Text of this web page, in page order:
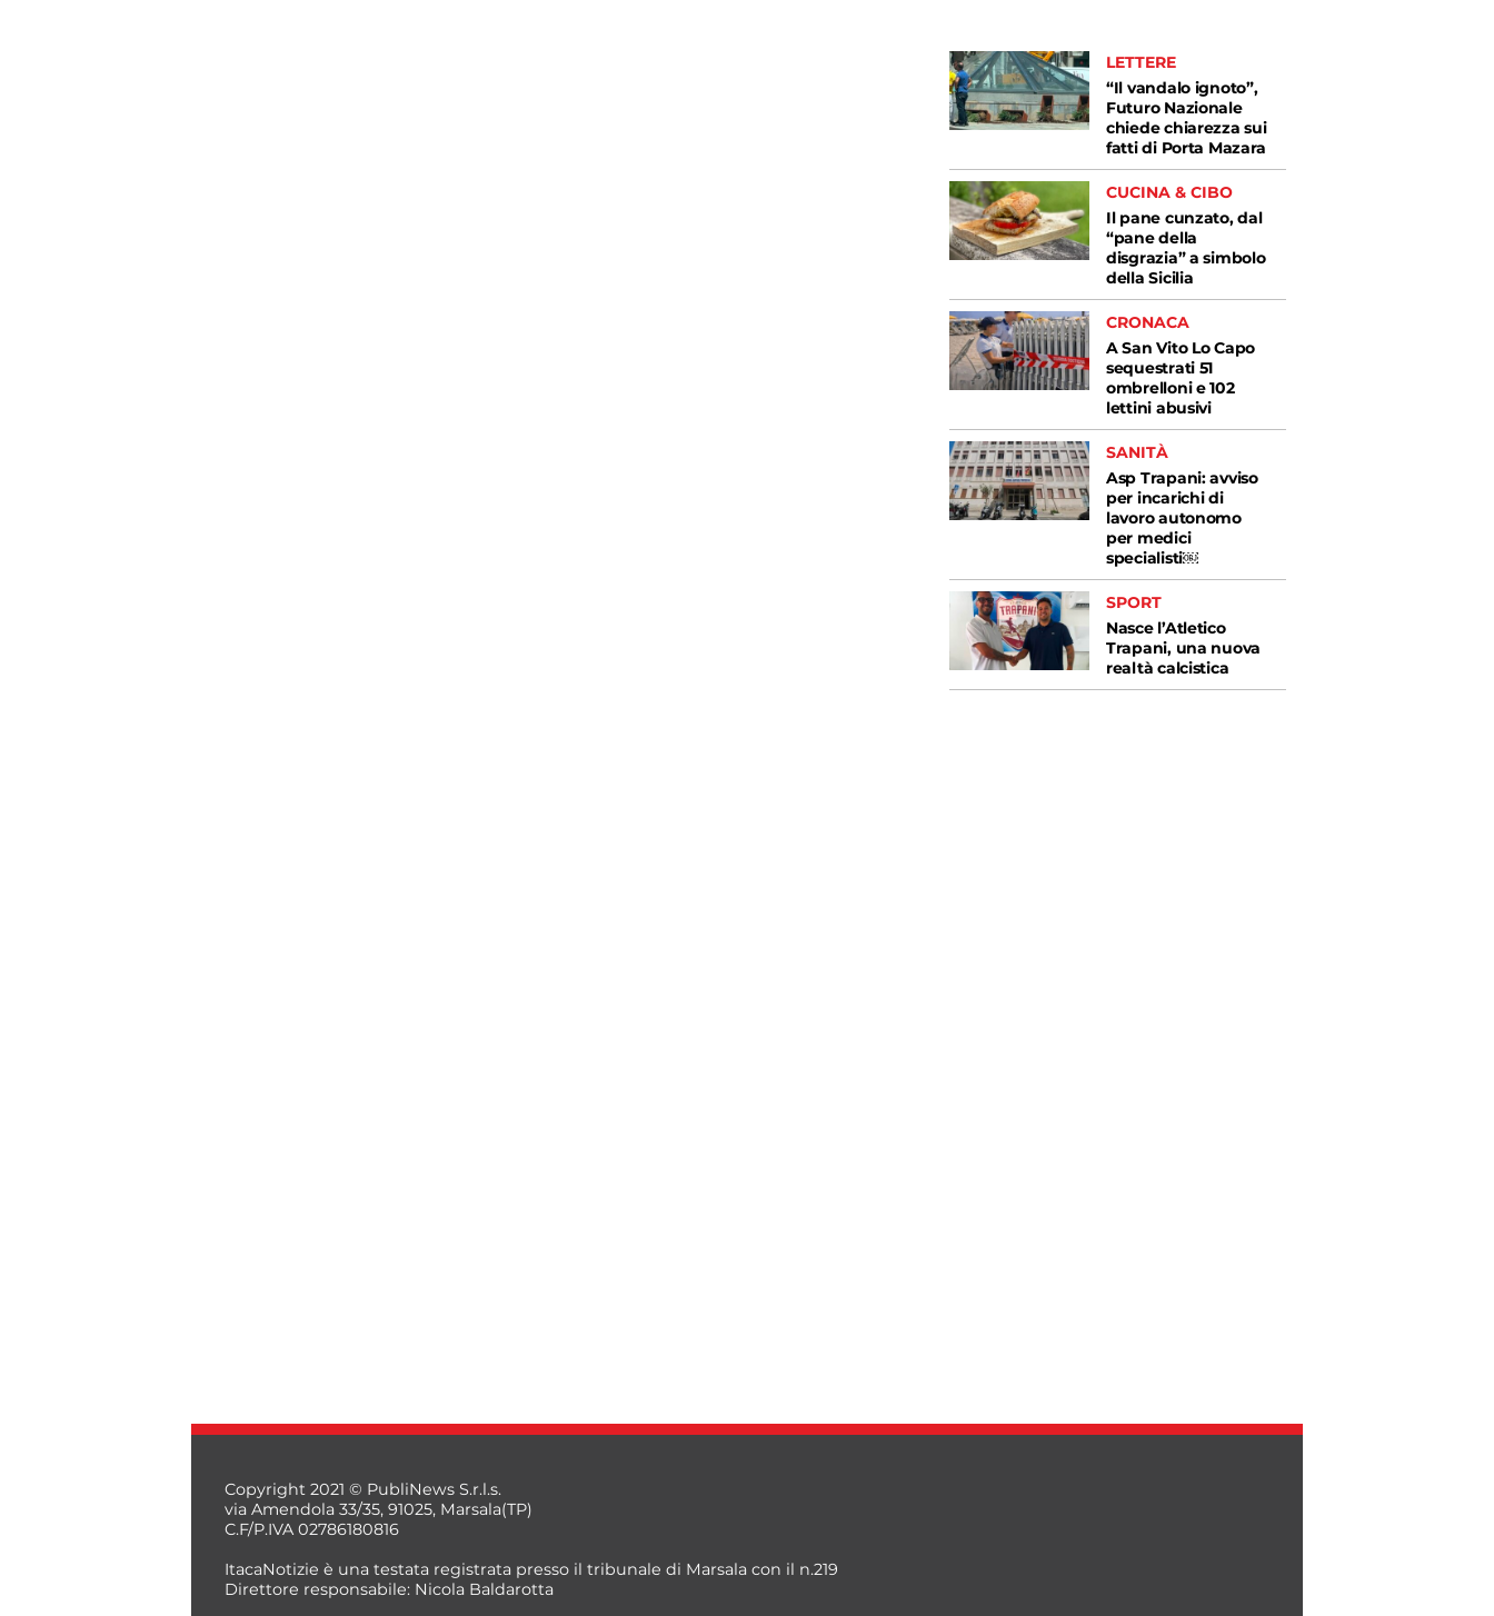
LETTERE
“Il vandalo ignoto”,
Futuro Nazionale
chiede chiarezza sui
fatti di Porta Mazara
CUCINA & CIBO
Il pane cunzato, dal
“pane della
disgrazia” a simbolo
della Sicilia
CRONACA
A San Vito Lo Capo
sequestrati 51
ombrelloni e 102
lettini abusivi
SANITÀ
Asp Trapani: avviso
per incarichi di
lavoro autonomo
per medici
specialisti￼
SPORT
Nasce l’Atletico
Trapani, una nuova
realtà calcistica
Copyright 2021 © PubliNews S.r.l.s.
via Amendola 33/35, 91025, Marsala(TP)
C.F/P.IVA 02786180816
ItacaNotizie è una testata registrata presso il tribunale di Marsala con il n.219
Direttore responsabile: Nicola Baldarotta